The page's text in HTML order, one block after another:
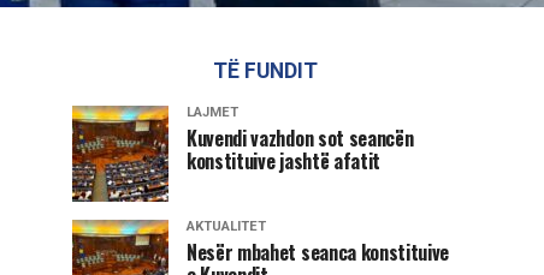
TË FUNDIT
LAJMET
Kuvendi vazhdon sot seancën
konstituive jashtë afatit
AKTUALITET
Nesër mbahet seanca konstituive